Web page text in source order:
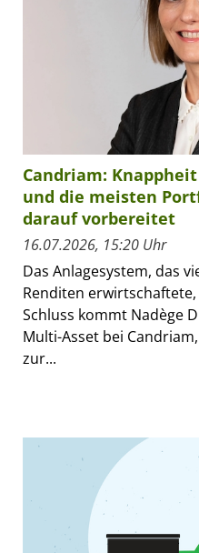
Candriam:
und die meisten
darauf vorbereitet
16.07.2026, 15:20 Uhr
Das Anlagesystem, das
Renditen
Schluss kommt Nadège
Multi-Asset bei
zur...